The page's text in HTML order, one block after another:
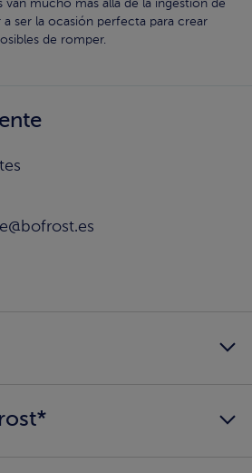
van mucho más allá de la ingestión de
ser la ocasión perfecta para crear
de romper.